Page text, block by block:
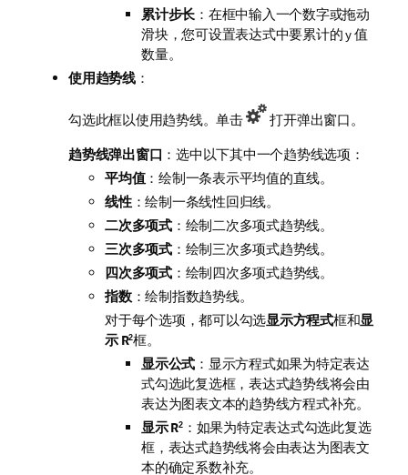
累计步长 ：在框中输入一个数字或拖动
滑块，您可设置表达式中要累计的 y 值
数量。
使用趋势线：
勾选此框以使用趋势线。单击
打开弹出窗口。
趋势线弹出窗口 ：选中以下其中一个趋势线选项：
平均值：绘制一条表示平均值的直线。
线性：绘制一条线性回归线。
二次多项式：绘制二次多项式趋势线。
三次多项式：绘制三次多项式趋势线。
四次多项式：绘制四次多项式趋势线。
指数：绘制指数趋势线。
对于每个选项，都可以勾选显示方程式框和显
示 R2框。
显示公式 ：显示方程式如果为特定表达
式勾选此复选框，表达式趋势线将会由
表达为图表文本的趋势线方程式补充。
显示 R2：如果为特定表达式勾选此复选
框，表达式趋势线将会由表达为图表文
本的确定系数补充。